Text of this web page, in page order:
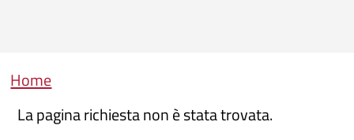
Briciole di pane
Home
La pagina richiesta non è stata trovata.